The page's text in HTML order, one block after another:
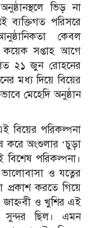
ভিড় না
ব্যক্তিগত পরিসরে
কেবল
কয়েক সপ্তাহ আগে
২১ জুন রোহনের
মধ্য দিয়ে বিয়ের
মেহেদি অনুষ্ঠান
বিয়ের পরিকল্পনা
করে অংশুলার ‘চুড়া
বিশেষ পরিকল্পনা।
ভালোবাসা ও যত্নের
প্রকাশ করতে গিয়ে
ও খুশির এই
সুন্দর ছিল। এমন